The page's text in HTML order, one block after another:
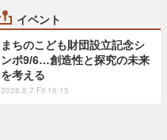
イベント
まちのこども財団設立記念シ
ンポ9/6…創造性と探究の未来
を考える
2026.8.7 Fri 16:15